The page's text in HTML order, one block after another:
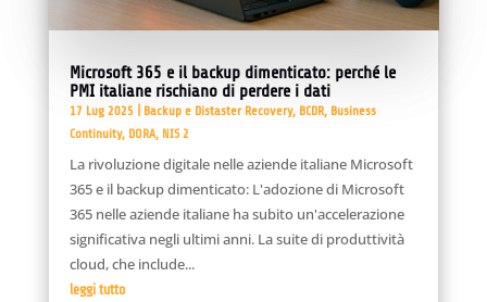
Microsoft 365 e il backup dimenticato: perché le
PMI italiane rischiano di perdere i dati
17 Lug 2025 Backup e Distaster Recovery, BCDR, Business
Continuity, DORA, NIS 2
La rivoluzione digitale nelle aziende italiane Microsoft
365 e il backup dimenticato: L'adozione di Microsoft
365 nelle aziende italiane ha subito un'accelerazione
significativa negli ultimi anni. La suite di produttività
cloud, che include...
leggi tutto